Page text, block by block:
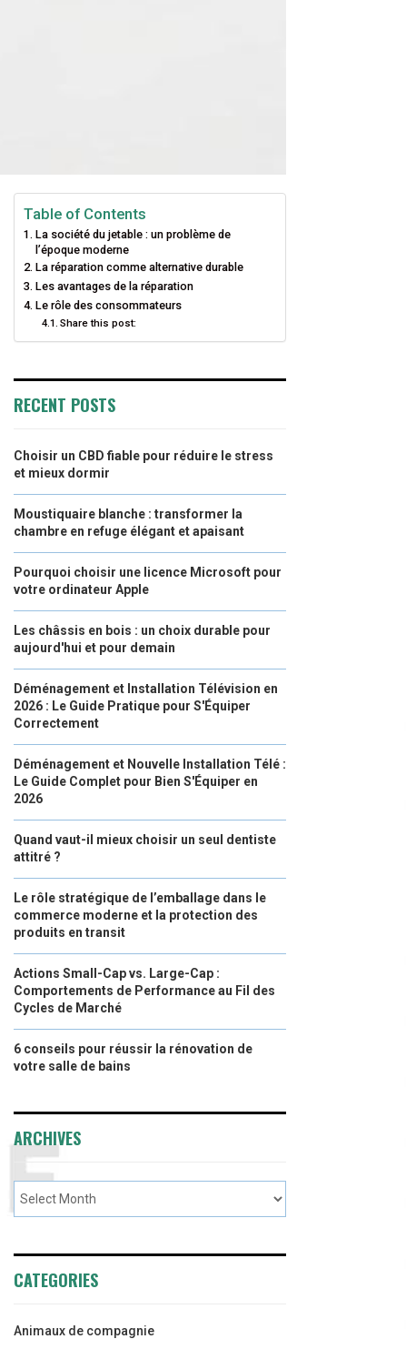
Table of Contents
La société du jetable : un problème de
l’époque moderne
La réparation comme alternative durable
Les avantages de la réparation
Le rôle des consommateurs
Share this post:
RECENT POSTS
Choisir un CBD fiable pour réduire le stress
et mieux dormir
Moustiquaire blanche : transformer la
chambre en refuge élégant et apaisant
Pourquoi choisir une licence Microsoft pour
votre ordinateur Apple
Les châssis en bois : un choix durable pour
aujourd'hui et pour demain
Déménagement et Installation Télévision en
2026 : Le Guide Pratique pour S'Équiper
Correctement
Déménagement et Nouvelle Installation Télé :
Le Guide Complet pour Bien S'Équiper en
2026
Quand vaut-il mieux choisir un seul dentiste
attitré ?
Le rôle stratégique de l’emballage dans le
commerce moderne et la protection des
produits en transit
Actions Small-Cap vs. Large-Cap :
Comportements de Performance au Fil des
Cycles de Marché
6 conseils pour réussir la rénovation de
votre salle de bains
ARCHIVES
CATEGORIES
Animaux de compagnie